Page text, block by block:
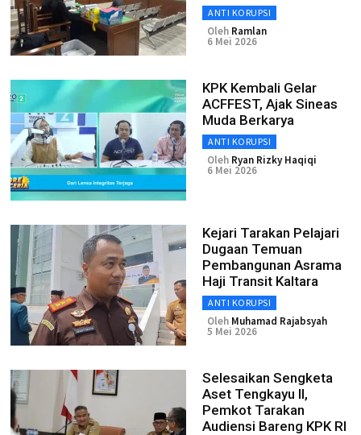
ANTI KORUPSI
Oleh Ramlan
6 Mei 2026
KPK Kembali Gelar
ACFFEST, Ajak Sineas
Muda Berkarya
ANTI KORUPSI
Oleh Ryan Rizky Haqiqi
6 Mei 2026
Kejari Tarakan Pelajari
Dugaan Temuan
Pembangunan Asrama
Haji Transit Kaltara
ANTI KORUPSI
Oleh Muhamad Rajabsyah
5 Mei 2026
Selesaikan Sengketa
Aset Tengkayu II,
Pemkot Tarakan
Audiensi Bareng KPK RI